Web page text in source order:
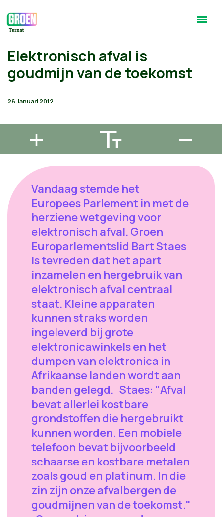
Elektronisch afval is
goudmijn van de toekomst
26 Januari 2012
Vandaag stemde het
Europees Parlement in met de
herziene wetgeving voor
elektronisch afval. Groen
Europarlementslid Bart Staes
is tevreden dat het apart
inzamelen en hergebruik van
elektronisch afval centraal
staat. Kleine apparaten
kunnen straks worden
ingeleverd bij grote
elektronicawinkels en het
dumpen van elektronica in
Afrikaanse landen wordt aan
banden gelegd. Staes: "Afval
bevat allerlei kostbare
grondstoffen die hergebruikt
kunnen worden. Een mobiele
telefoon bevat bijvoorbeeld
schaarse en kostbare metalen
zoals goud en platinum. In die
zin zijn onze afvalbergen de
goudmijnen van de toekomst."